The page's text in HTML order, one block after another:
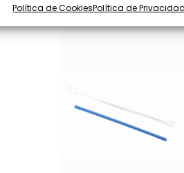
Política de CookiesPolítica de